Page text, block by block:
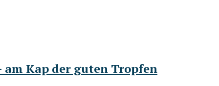
Kap der guten Tropfen